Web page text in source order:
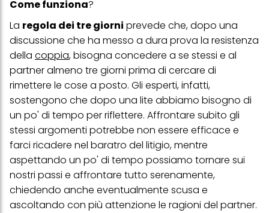
Come funziona?
La regola dei tre giorni prevede che, dopo una
discussione che ha messo a dura prova la resistenza
della coppia, bisogna concedere a se stessi e al
partner almeno tre giorni prima di cercare di
rimettere le cose a posto. Gli esperti, infatti,
sostengono che dopo una lite abbiamo bisogno di
un po' di tempo per riflettere. Affrontare subito gli
stessi argomenti potrebbe non essere efficace e
farci ricadere nel baratro del litigio, mentre
aspettando un po' di tempo possiamo tornare sui
nostri passi e affrontare tutto serenamente,
chiedendo anche eventualmente scusa e
ascoltando con più attenzione le ragioni del partner.